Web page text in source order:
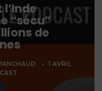
“sécu”
de
• 1 AVRIL